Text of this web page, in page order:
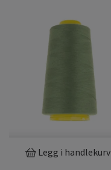
Legg i handlekurv